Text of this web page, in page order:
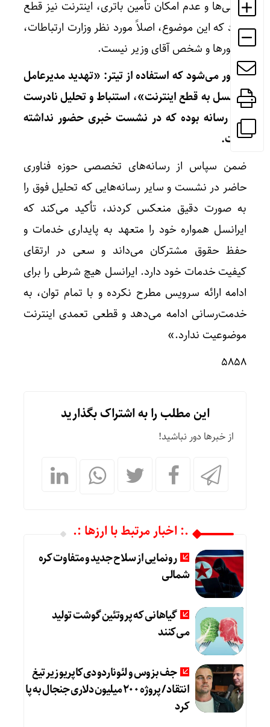
قطعی‌ها و عدم امکان تأمین باتری، اینترنت نیز قطع
شود که این موضوع، اصلاً مورد نظر وزارت ارتباطات،
اپراتورها و شخص آقای وزیر نیست.
یادآور می‌شود که استفاده از تیتر: «تهدید مدیرعامل
ایرانسل به قطع اینترنت»، استنباط و تحلیل نادرست
یک رسانه بوده که در نشست خبری حضور نداشته
است.
ضمن سپاس از رسانه‌های تخصصی حوزه فناوری
حاضر در نشست و سایر رسانه‌هایی که تحلیل فوق را
به صورت دقیق منعکس کردند، تأکید می‌کند که
ایرانسل همواره خود را متعهد به پایداری خدمات و
حفظ حقوق مشترکان می‌داند و سعی در ارتقای
کیفیت خدمات خود دارد. ایرانسل هیچ شرطی را برای
ادامه ارائه سرویس مطرح نکرده و با تمام توان، به
خدمت‌رسانی ادامه می‌دهد و قطعی تعمدی اینترنت
موضوعیت ندارد.»
۵۸۵۸
این مطلب را به اشتراک بگذارید
از خبرها دور نباشید!
.: اخبار مرتبط با ارزها :.
رونمایی از سلاح جدید و متفاوت کره
شمالی
گیاهانی که پروتئین گوشت تولید
می‌کنند
جف بزوس و لئوناردو دی‌کاپریو زیر تیغ
انتقاد / پروژه ۲۰۰ میلیون دلاری جنجال به پا
کرد